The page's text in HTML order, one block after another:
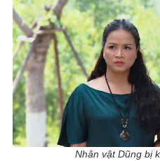
Nhân vật Dũng bị